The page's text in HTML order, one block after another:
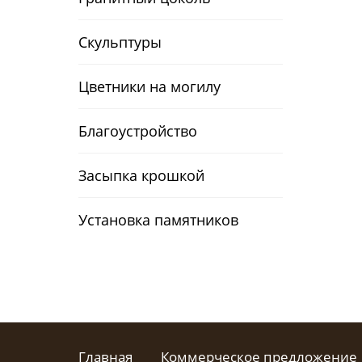
Скульптуры
Цветники на могилу
Благоустройство
Засыпка крошкой
Установка памятников
Главная Коммерческое предложение